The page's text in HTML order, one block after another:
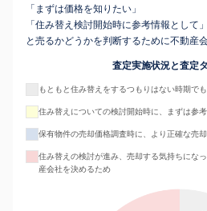
「まずは価格を知りたい」
「住み替え検討開始時に参考情報として」
と売るかどうかを判断するために不動産
査定実施状況と査定
もともと住み替えをするつもりはない時期で
住み替えについての検討開始時に、まずは参
保有物件の売却価格調査時に、より正確な売
住み替えの検討が進み、売却する気持ちにな
産会社を決めるため